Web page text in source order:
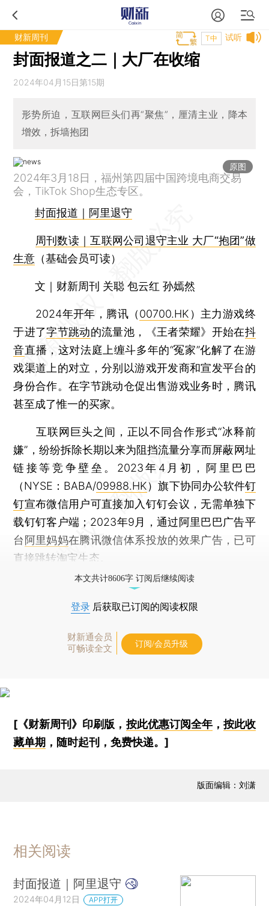
财新周刊 试听
T中
封面报道之二｜大厂在收缩
2024年04月15日第15期
形势所迫，互联网巨头们再“聚焦”，厘清主业，降本
增效，拆墙抱团
原图
2024年3月18日，福州第四届中国跨境电商交易
会，TikTok Shop生态专区。
封面报道｜阿里退守
周刊数读｜互联网公司退守主业 大厂“抱团”做
生意 （基础会员可读）
文｜财新周刊 关聪 包云红 孙嫣然
2024年开年，腾讯（00700.HK ）主力游戏终
于进了字节跳动的流量池，《王者荣耀》开始在抖
音直播，这对法庭上缠斗多年的“冤家”化解了在游
戏渠道上的对立，分别以游戏开发商和宣发平台的
身份合作。在字节跳动仓促出售游戏业务时，腾讯
甚至成了惟一的买家。
互联网巨头之间，正以不同合作形式“冰释前
嫌”，纷纷拆除长期以来为阻挡流量分享而屏蔽网址
链接等竞争壁垒。2023年4月初，阿里巴巴
（NYSE：BABA/09988.HK）旗下协同办公软件钉
钉宣布微信用户可直接加入钉钉会议，无需单独下
载钉钉客户端；2023年9月，通过阿里巴巴广告平
台 阿里妈妈在腾讯微信体系投放的效果广告，已可
直接跳转淘宝生态。
本文共计8606字 订阅后继续阅读
登录 后获取已订阅的阅读权限
财新通会员
可畅读全文
订阅/会员升级
[《财新周刊》印刷版， 按此优惠订阅全年， 按此收
藏单期 ，随时起刊，免费快递。]
版面编辑：刘潇
相关阅读
封面报道｜阿里退守
2024年04月12日 APP打开